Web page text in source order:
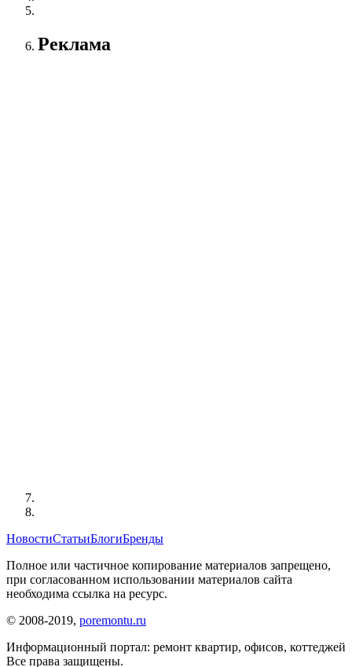
Реклама
НовостиСтатьиБлогиБренды
Полное или частичное копирование материалов запрещено,
при согласованном использовании материалов сайта
необходима ссылка на ресурс.
© 2008-2019, poremontu.ru
Информационный портал: ремонт квартир, офисов, коттеджей
Все права защищены.